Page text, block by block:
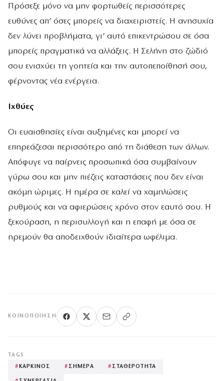
Πρόσεξε μόνο να μην φορτωθείς περισσότερες
ευθύνες απ’ όσες μπορείς να διαχειριστείς. Η ανησυχία
δεν λύνει προβλήματα, γι’ αυτό επικεντρώσου σε όσα
μπορείς πραγματικά να αλλάξεις. Η Σελήνη στο ζώδιό
σου ενισχύει τη γοητεία και την αυτοπεποίθησή σου,
φέρνοντας νέα ενέργεια.
Ιχθύες
Οι ευαισθησίες είναι αυξημένες και μπορεί να
επηρεάζεσαι περισσότερο από τη διάθεση των άλλων.
Απόφυγε να παίρνεις προσωπικά όσα συμβαίνουν
γύρω σου και μην πιέζεις καταστάσεις που δεν είναι
ακόμη ώριμες. Η ημέρα σε καλεί να χαμηλώσεις
ρυθμούς και να αφιερώσεις χρόνο στον εαυτό σου. Η
ξεκούραση, η περισυλλογή και η επαφή με όσα σε
ηρεμούν θα αποδειχθούν ιδιαίτερα ωφέλιμα.
ΚΟΙΝΟΠΟΊΗΣΗ
TAGS
# ΚΑΡΚΙΝΟΣ # ΣΗΜΕΡΑ # ΣΤΑΘΕΡΟΤΗΤΑ